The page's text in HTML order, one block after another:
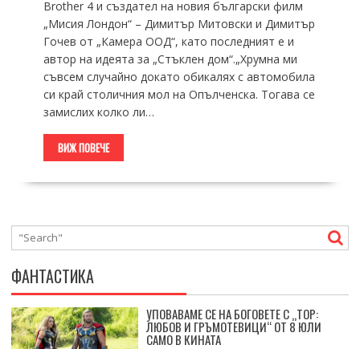
Brother 4 и създател на новия български филм
„Мисия Лондон“ – Димитър Митовски и Димитър
Гочев от „Камера ООД“, като последният е и
автор на идеята за „Стъклен дом“.„Хрумна ми
съвсем случайно докато обикалях с автомобила
си край столичния мол на Опълченска. Тогава се
замислих колко ли…
ВИЖ ПОВЕЧЕ
ФАНТАСТИКА
УПОВАВАМЕ СЕ НА БОГОВЕТЕ С „ТОР:
ЛЮБОВ И ГРЪМОТЕВИЦИ“ ОТ 8 ЮЛИ
САМО В КИНАТА